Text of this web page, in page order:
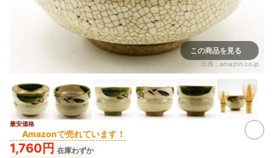
この商品を見る
出典： amazon.co.jp
最安価格
Amazonで売れています！
1,760円 在庫わずか